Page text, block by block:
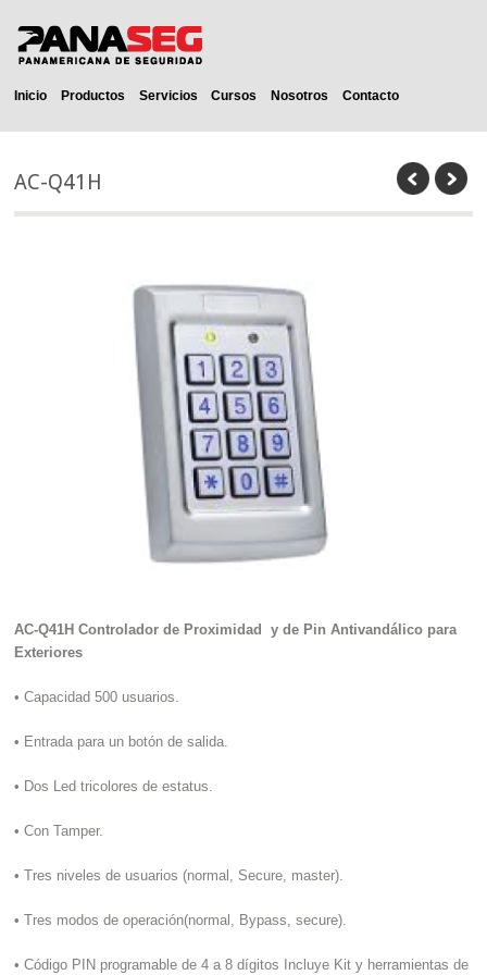
Inicio Productos Servicios Cursos Nosotros Contacto
AC-Q41H
AC-Q41H Controlador de Proximidad y de Pin Antivandálico para
Exteriores
• Capacidad 500 usuarios.
• Entrada para un botón de salida.
• Dos Led tricolores de estatus.
• Con Tamper.
• Tres niveles de usuarios (normal, Secure, master).
• Tres modos de operación(normal, Bypass, secure).
• Código PIN programable de 4 a 8 dígitos Incluye Kit y herramientas de